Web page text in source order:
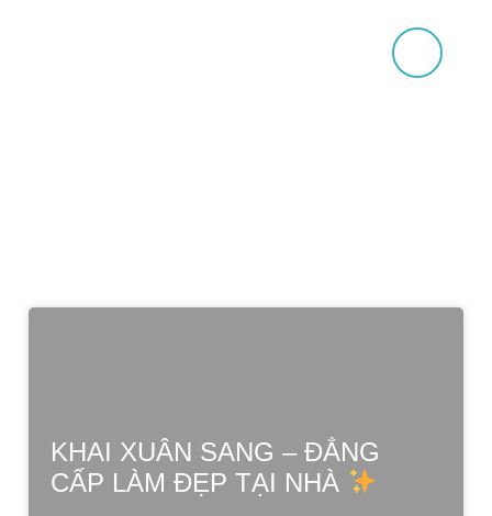
KHAI XUÂN SANG – ĐẲNG
CẤP LÀM ĐẸP TẠI NHÀ